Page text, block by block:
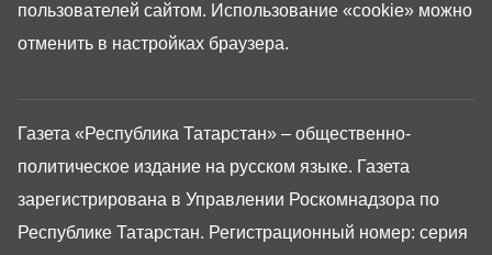
Газета «Республика Татарстан» – общественно-
политическое издание на русском языке. Газета
зарегистрирована в Управлении Роскомнадзора по
Республике Татарстан. Регистрационный номер: серия
пользователей сайтом. Использование «cookie» можно
отменить в настройках браузера.